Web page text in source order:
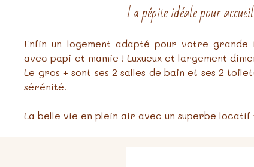
La pépite idéale pour
Enfin un logement adapté pour votre
avec papi et mamie ! Luxueux et largement
Le gros + sont ses 2 salles de bain et ses 2
sérénité.
La belle vie en plein air avec un superbe